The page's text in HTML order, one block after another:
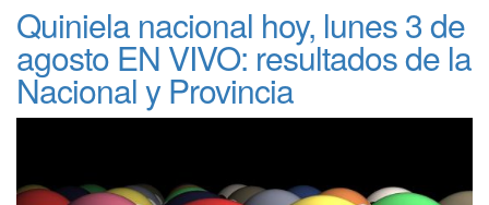
Quiniela nacional hoy, lunes 3 de
agosto EN VIVO: resultados de la
Nacional y Provincia